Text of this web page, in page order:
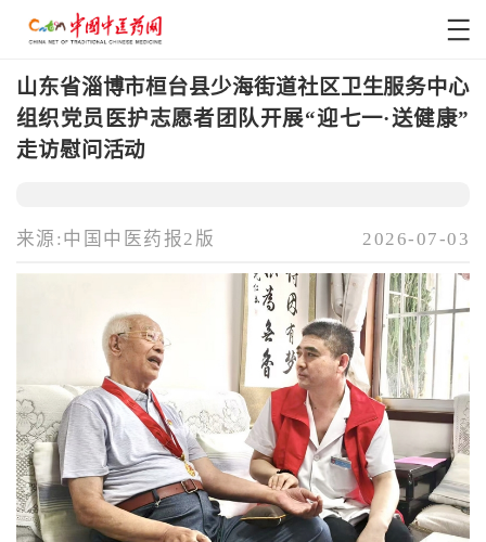
山东省淄博市桓台县少海街道社区卫生服务中心
组织党员医护志愿者团队开展“迎七一·送健康”
走访慰问活动
来源:中国中医药报2版 2026-07-03